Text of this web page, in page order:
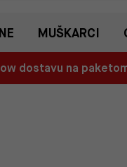
MUŠKARCI
dostavu na